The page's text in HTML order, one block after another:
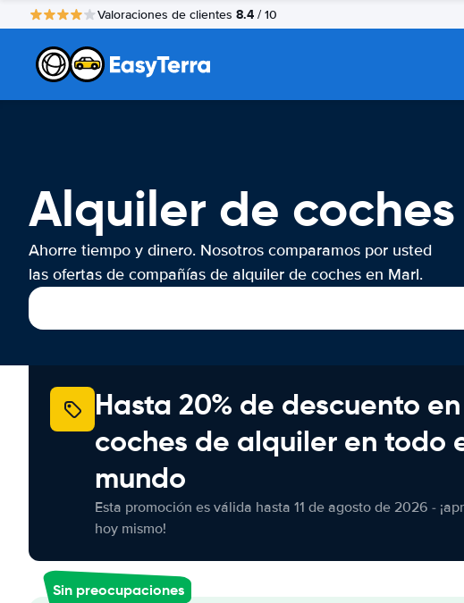
Valoraciones de clientes 8.4 / 10
Alquiler de
Ahorre tiempo y dinero. Nosotros comparamos por usted
las ofertas de compañías de alquiler de coches en Marl.
Hasta 20% de descuento en
coches de alquiler en todo
mundo
Esta promoción es válida hasta 11 de agosto de 2026 -
hoy mismo!
Sin preocupaciones